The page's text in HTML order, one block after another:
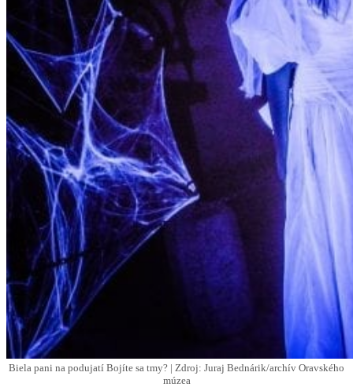
Biela pani na podujatí Bojíte sa tmy? | Zdroj: Juraj Bednárik/archív Oravského
múzea